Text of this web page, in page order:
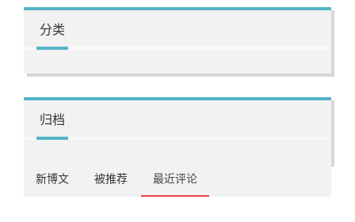
分类
归档
新博文 被推荐 最近评论